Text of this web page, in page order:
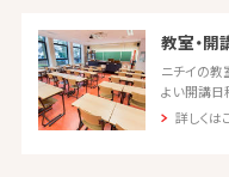
教室・開
ニチイの教
よい開講日
詳しくは